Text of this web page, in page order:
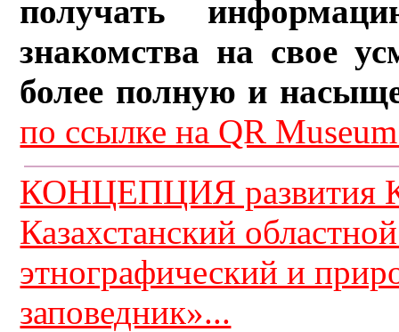
получать
знакомства на свое
более полную и
по ссылке на QR
КОНЦЕПЦИЯ развития
Казахстанский
этнографический и
заповедник»...